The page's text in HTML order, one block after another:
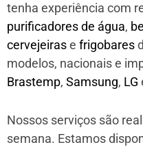
tenha experiência com
purificadores de água,
cervejeirase frigobares
modelos, nacionais e
Brastemp, Samsung, LG
Nossos serviços são
semana. Estamos